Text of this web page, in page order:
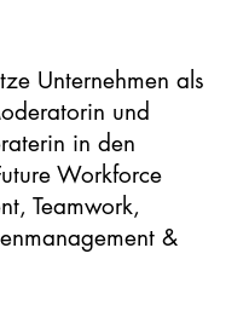
Unternehmen als
und
in den
Workforce
Teamwork,
&